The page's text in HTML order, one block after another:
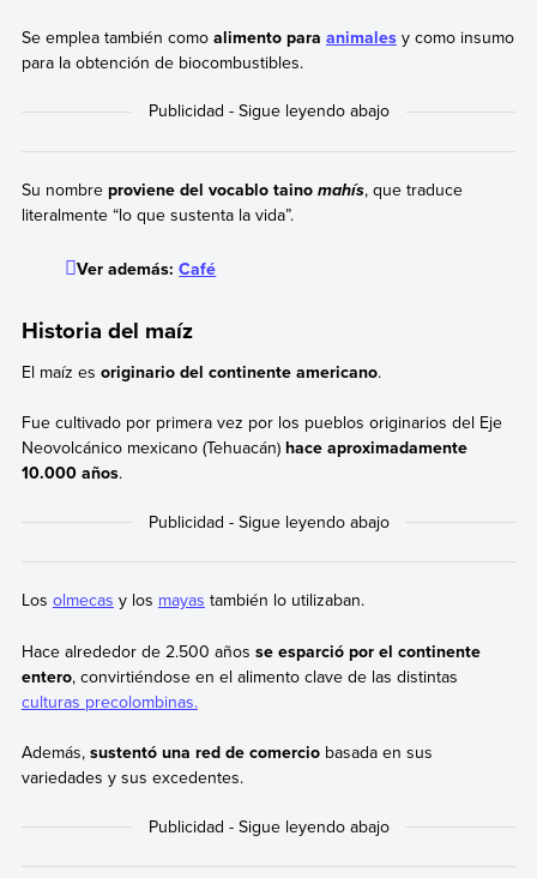
Se emplea también comoalimento para animales y como insumo
para la obtención de biocombustibles.
Su nombre proviene del vocablo taino mahís, que traduce
literalmente “lo que sustenta la vida”.
Ver además:Café
Historia del maíz
El maíz es originario del continente americano.
Fue cultivado por primera vez por los pueblos originarios del Eje
Neovolcánico mexicano (Tehuacán)hace aproximadamente
10.000 años.
Los olmecas y los mayas también lo utilizaban.
Hace alrededor de 2.500 años se esparció por el continente
entero, convirtiéndose en el alimento clave de las distintas
culturas precolombinas.
Además,sustentó una red de comerciobasada en sus
variedades y sus excedentes.